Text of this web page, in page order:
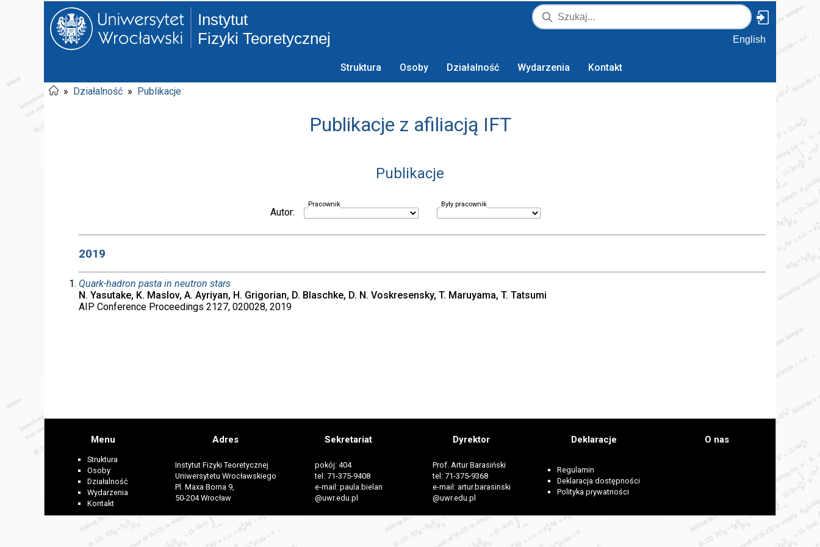
Instytut
Fizyki Teoretycznej
English
Struktura Osoby Działalność Wydarzenia Kontakt
» Działalność » Publikacje
Publikacje z afiliacją IFT
Publikacje
Autor:
Pracownik Były pracownik
2019
Quark-hadron pasta in neutron stars
N. Yasutake, K. Maslov, A. Ayriyan, H. Grigorian, D. Blaschke, D. N. Voskresensky, T. Maruyama, T. Tatsumi
AIP Conference Proceedings 2127, 020028, 2019
Menu
Struktura
Osoby
Działalność
Wydarzenia
Kontakt
Adres
Instytut Fizyki Teoretycznej
Uniwersytetu Wrocławskiego
Pl. Maxa Borna 9,
50-204 Wrocław
Sekretariat
pokój: 404
tel: 71-375-9408
e-mail: paula.bielan
@uwr.edu.pl
Dyrektor
Prof. Artur Barasiński
tel: 71-375-9368
e-mail: artur.barasinski
@uwr.edu.pl
Deklaracje
Regulamin
Deklaracja dostępności
Polityka prywatności
O nas